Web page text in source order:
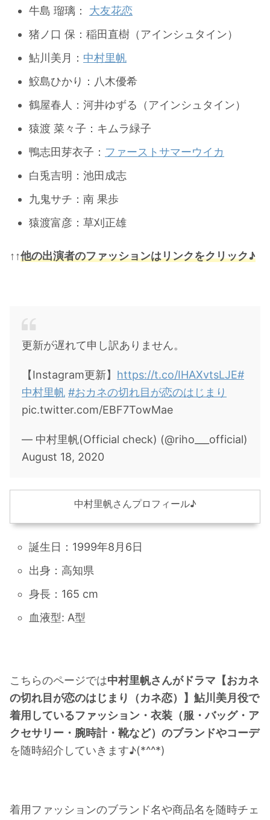
牛島 瑠璃： 大友花恋
猪ノ口 保：稲田直樹（アインシュタイン）
鮎川美月： 中村里帆
鮫島ひかり：八木優希
鶴屋春人：河井ゆずる（アインシュタイン）
猿渡 菜々子：キムラ緑子
鴨志田芽衣子： ファーストサマーウイカ
白兎吉明：池田成志
九鬼サチ：南 果歩
猿渡富彦：草刈正雄
↑↑他の出演者のファッションはリンクをクリック♪
更新が遅れて申し訳ありません。
【Instagram更新】 https://t.co/IHAXvtsLJE#
中村里帆 #おカネの切れ目が恋のはじまり
pic.twitter.com/EBF7TowMae
— 中村里帆(Official check) (@riho___official)
August 18, 2020
中村里帆さんプロフィール♪
誕生日：1999年8月6日
出身：高知県
身長：165 cm
血液型‎: ‎A型
こちらのページでは中村里帆さんがドラマ【おカネ
の切れ目が恋のはじまり（カネ恋）】鮎川美月役で
着用しているファッション・衣装（服・バッグ・ア
クセサリー・腕時計・靴など）のブランドやコーデ
を随時紹介していきます♪(*^^*)
着用ファッションのブランド名や商品名を随時チェ